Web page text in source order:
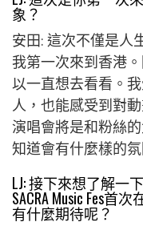
象？
安田: 這次不僅是人
我第一次來到香港
以一直想去看看。
人，也能感受到對
演唱會將是和粉絲
知道會有什麼樣的
LJ: 接下來想了解一下
SACRA Music Fes首
有什麼期待呢？